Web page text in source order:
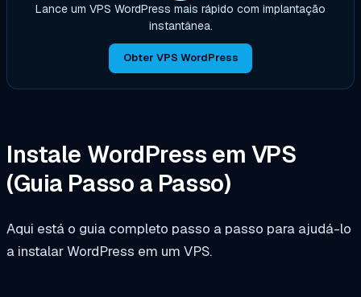
Lance um VPS WordPress mais rápido com implantação
instantânea.
Obter VPS WordPress
Instale WordPress em VPS
(Guia Passo a Passo)
Aqui está o guia completo passo a passo para ajudá-lo
a instalar WordPress em um VPS.